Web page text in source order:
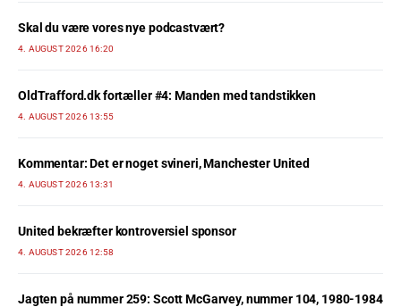
Skal du være vores nye podcastvært?
4. AUGUST 2026 16:20
OldTrafford.dk fortæller #4: Manden med tandstikken
4. AUGUST 2026 13:55
Kommentar: Det er noget svineri, Manchester United
4. AUGUST 2026 13:31
United bekræfter kontroversiel sponsor
4. AUGUST 2026 12:58
Jagten på nummer 259: Scott McGarvey, nummer 104, 1980-1984